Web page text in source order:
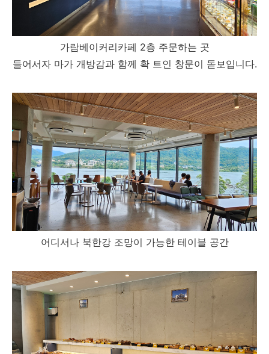
가람베이커리카페 2층 주문하는 곳
들어서자 마가 개방감과 함께 확 트인 창문이 돋보입니다.
어디서나 북한강 조망이 가능한 테이블 공간